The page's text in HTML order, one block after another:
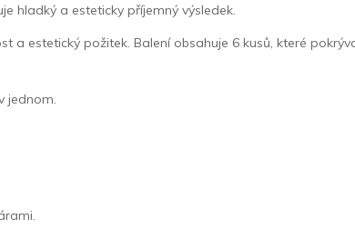
hladký a esteticky příjemný výsledek.
estetický požitek. Balení obsahuje 6 kusů, které
jednom.